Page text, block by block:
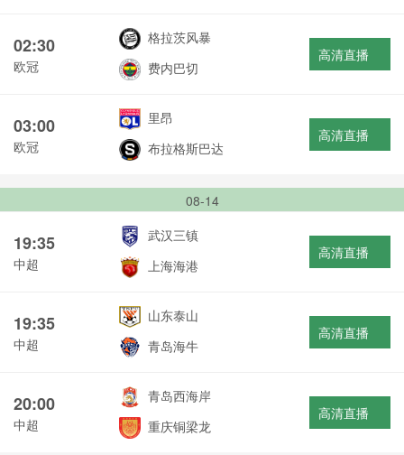
02:30
欧冠
格拉茨风暴
费内巴切
高清直播
03:00
欧冠
里昂
布拉格斯巴达
高清直播
08-14
19:35
中超
武汉三镇
上海海港
高清直播
19:35
中超
山东泰山
青岛海牛
高清直播
20:00
中超
青岛西海岸
重庆铜梁龙
高清直播